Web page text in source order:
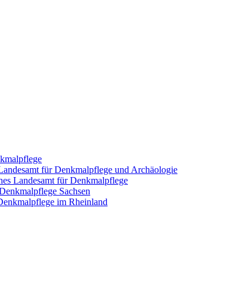
für Denkmalpflege und Archäologie
Landesamt für Denkmalpflege
Sachsen
im Rheinland